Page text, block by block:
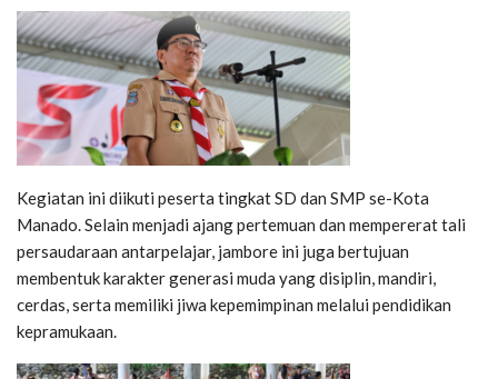
Kegiatan ini diikuti peserta tingkat SD dan SMP se-Kota
Manado. Selain menjadi ajang pertemuan dan mempererat tali
persaudaraan antarpelajar, jambore ini juga bertujuan
membentuk karakter generasi muda yang disiplin, mandiri,
cerdas, serta memiliki jiwa kepemimpinan melalui pendidikan
kepramukaan.